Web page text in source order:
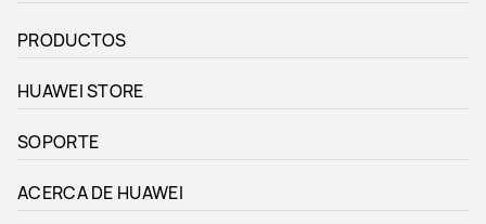
PRODUCTOS
HUAWEI STORE
SOPORTE
ACERCA DE HUAWEI